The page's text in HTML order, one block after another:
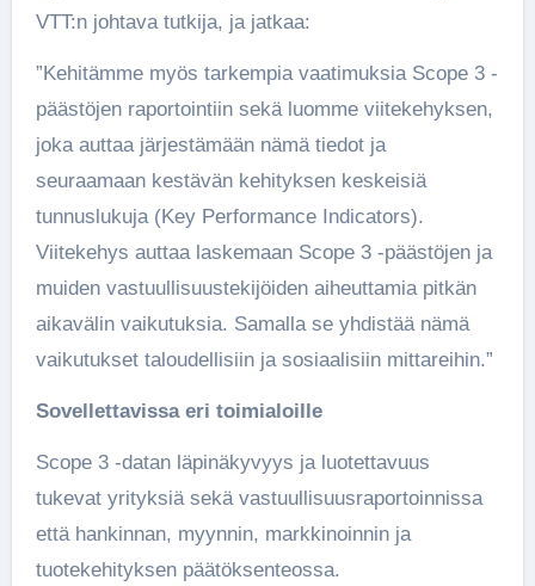
VTT:n johtava tutkija, ja jatkaa:
”Kehitämme myös tarkempia vaatimuksia Scope 3 -
päästöjen raportointiin sekä luomme viitekehyksen,
joka auttaa järjestämään nämä tiedot ja
seuraamaan kestävän kehityksen keskeisiä
tunnuslukuja (Key Performance Indicators).
Viitekehys auttaa laskemaan Scope 3 -päästöjen ja
muiden vastuullisuustekijöiden aiheuttamia pitkän
aikavälin vaikutuksia. Samalla se yhdistää nämä
vaikutukset taloudellisiin ja sosiaalisiin mittareihin.”
Sovellettavissa eri toimialoille
Scope 3 -datan läpinäkyvyys ja luotettavuus
tukevat yrityksiä sekä vastuullisuusraportoinnissa
että hankinnan, myynnin, markkinoinnin ja
tuotekehityksen päätöksenteossa.